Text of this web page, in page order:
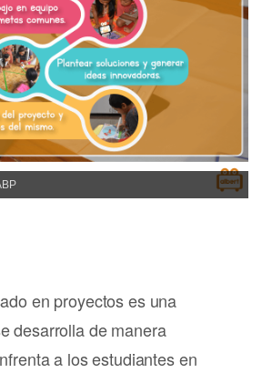
en proyectos es una
desarrolla de manera
a los estudiantes en